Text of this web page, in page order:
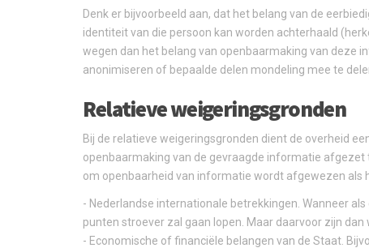
Denk er bijvoorbeeld aan, dat het belang van de
identiteit van die persoon kan worden achterhaald
wegen dan het belang van openbaarmaking van deze
anonimiseren of bepaalde delen mondeling mee te
Relatieve weigeringsgronden
Bij de relatieve weigeringsgronden dient de overheid
openbaarmaking van de gevraagde informatie
om openbaarheid van informatie wordt afgewezen als
- Nederlandse internationale betrekkingen. Wanneer
punten stroever zal gaan lopen. Maar daarvoor zijn dan
- Economische of financiële belangen van de Staat.